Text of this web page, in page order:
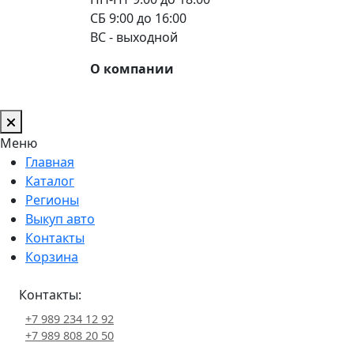
СБ 9:00 до 16:00
ВС - выходной
О компании
Меню
Главная
Каталог
Регионы
Выкуп авто
Контакты
Корзина
Контакты:
+7 989 234 12 92
+7 989 808 20 50